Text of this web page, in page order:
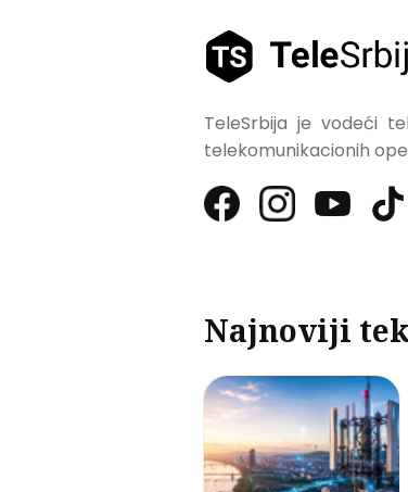
TeleSrbija je vodeći
telekomunikacionih
Najnoviji